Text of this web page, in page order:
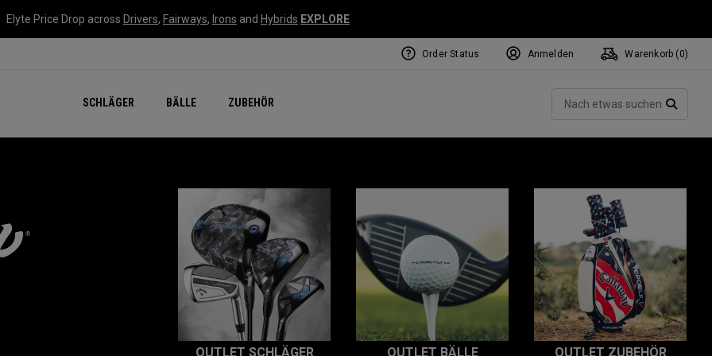
Elyte Price Drop across Drivers, Fairways, Irons and Hybrids EXPLORE
SCHLÄGER BÄLLE ZUBEHÖR
Order Status Anmelden Warenkorb ( 0)
OUTLET SCHLÄGER OUTLET BÄLLE OUTLET ZUBEHÖR